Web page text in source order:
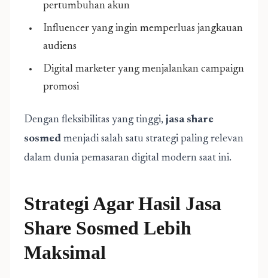
pertumbuhan akun
Influencer yang ingin memperluas jangkauan
audiens
Digital marketer yang menjalankan campaign
promosi
Dengan fleksibilitas yang tinggi, jasa share
sosmed menjadi salah satu strategi paling relevan
dalam dunia pemasaran digital modern saat ini.
Strategi Agar Hasil Jasa
Share Sosmed Lebih
Maksimal